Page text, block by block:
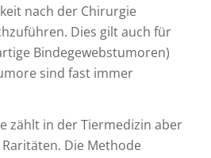
nach der Chirurgie
Dies gilt auch für
Bindegewebstumoren)
sind fast immer
zählt in der Tiermedizin aber
Die Methode